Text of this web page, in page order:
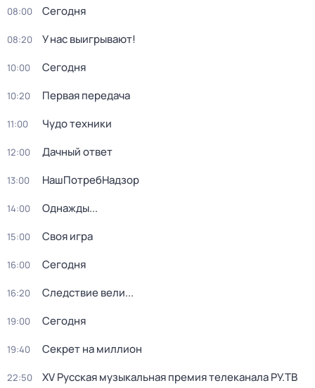
08:00 Сегодня
08:20 У нас выигрывают!
10:00 Сегодня
10:20 Первая передача
11:00 Чудо техники
12:00 Дачный ответ
13:00 НашПотребНадзор
14:00 Однажды...
15:00 Своя игра
16:00 Сегодня
16:20 Следствие вели...
19:00 Сегодня
19:40 Секрет на миллион
22:50 XV Русская музыкальная премия телеканала РУ.ТВ